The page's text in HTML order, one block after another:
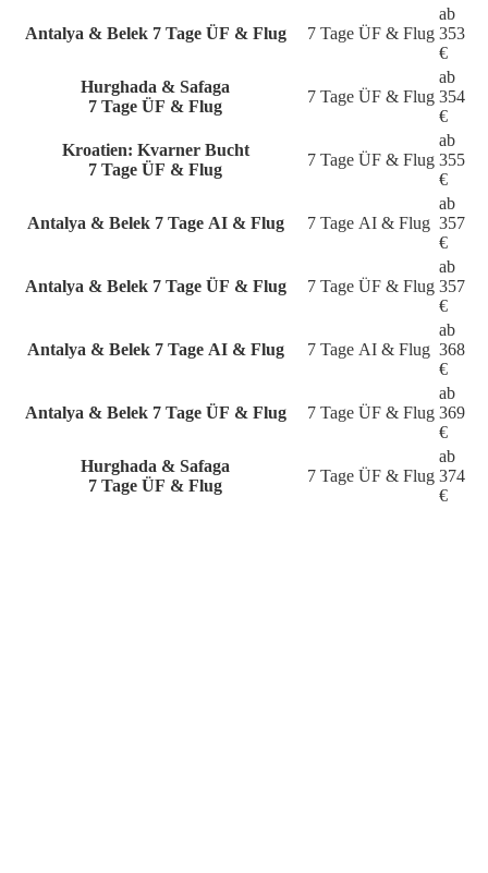
Antalya & Belek 7 Tage ÜF & Flug 7 Tage ÜF & Flug
ab
353
€
Hurghada & Safaga
7 Tage ÜF & Flug
7 Tage ÜF & Flug
ab
354
€
Kroatien: Kvarner Bucht
7 Tage ÜF & Flug
7 Tage ÜF & Flug
ab
355
€
Antalya & Belek 7 Tage AI & Flug 7 Tage AI & Flug
ab
357
€
Antalya & Belek 7 Tage ÜF & Flug 7 Tage ÜF & Flug
ab
357
€
Antalya & Belek 7 Tage AI & Flug 7 Tage AI & Flug
ab
368
€
Antalya & Belek 7 Tage ÜF & Flug 7 Tage ÜF & Flug
ab
369
€
Hurghada & Safaga
7 Tage ÜF & Flug
7 Tage ÜF & Flug
ab
374
€